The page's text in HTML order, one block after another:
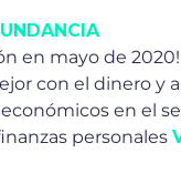
en mayo de
con el dinero y
en el
personales